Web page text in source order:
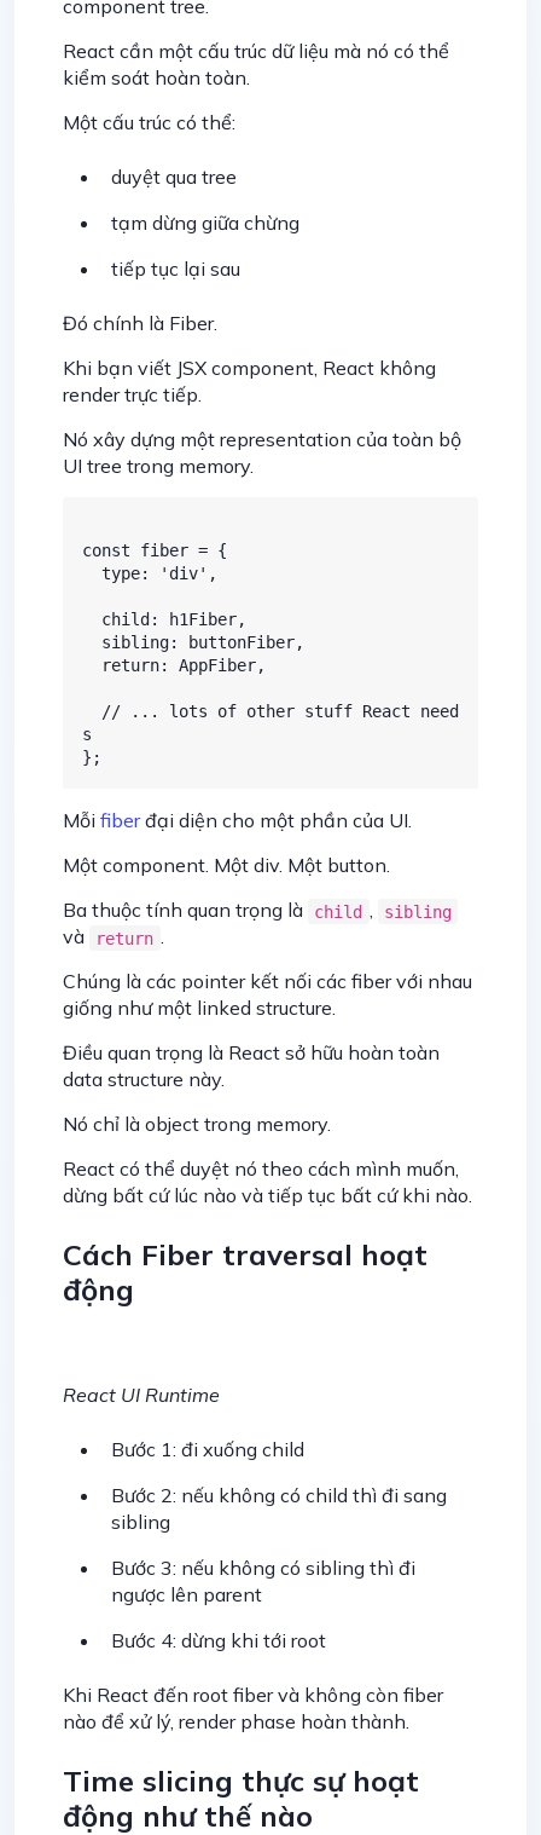
component tree.
React cần một cấu trúc dữ liệu mà nó có thể
kiểm soát hoàn toàn.
Một cấu trúc có thể:
duyệt qua tree
tạm dừng giữa chừng
tiếp tục lại sau
Đó chính là Fiber.
Khi bạn viết JSX component, React không
render trực tiếp.
Nó xây dựng một representation của toàn bộ
UI tree trong memory.
const fiber = {
s
Mỗi fiberđại diện cho một phần của UI.
Một component. Một div. Một button.
Ba thuộc tính quan trọng là
child , sibling
và return .
Chúng là các pointer kết nối các fiber với nhau
giống như một linked structure.
Điều quan trọng là React sở hữu hoàn toàn
data structure này.
Nó chỉ là object trong memory.
React có thể duyệt nó theo cách mình muốn,
dừng bất cứ lúc nào và tiếp tục bất cứ khi nào.
Cách Fiber traversal hoạt
động
React UI Runtime
Bước 1: đi xuống child
Bước 2: nếu không có child thì đi sang
sibling
Bước 3: nếu không có sibling thì đi
ngược lên parent
Bước 4: dừng khi tới root
Khi React đến root fiber và không còn fiber
nào để xử lý, render phase hoàn thành.
Time slicing thực sự hoạt
động như thế nào